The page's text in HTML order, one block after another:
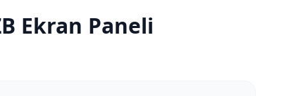
Ekran Paneli